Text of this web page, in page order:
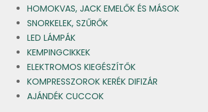
HOMOKVAS, JACK EMELŐK ÉS MÁSOK
SNORKELEK, SZŰRŐK
LED LÁMPÁK
KEMPINGCIKKEK
ELEKTROMOS KIEGÉSZÍTŐK
KOMPRESSZOROK KERÉK DIFIZÁR
AJÁNDÉK CUCCOK